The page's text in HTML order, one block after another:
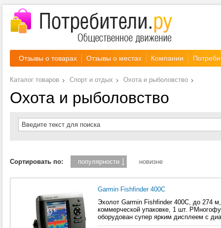
Отзывы о товарах Отзывы о местах Компании
Каталог товаров Спорт и отдых Охота и рыболовство
Охота и рыболовство
Введите текст для поиска
Сортировать по: популярности новизне
Garmin Fishfinder 400C
Эхолот Garmin Fishfinder 400C, до 274
коммерческой упаковке, 1 шт.
оборудован супер ярким дисплеем с